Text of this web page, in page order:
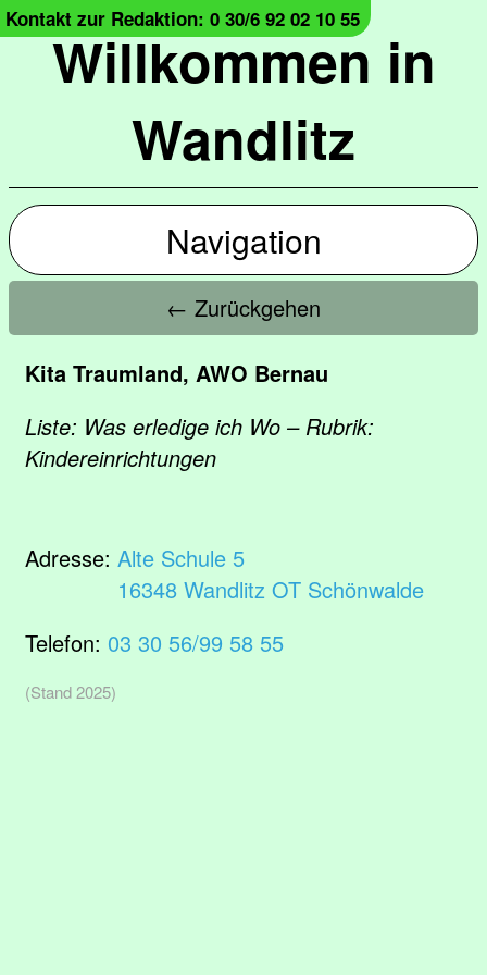
Willkommen in
Wandlitz
Kontakt zur Redaktion: 0 30/6 92 02 10 55
Navigation
← Zurückgehen
Kita Traumland, AWO Bernau
Liste: Was erledige ich Wo – Rubrik:
Kindereinrichtungen
Adresse: Alte Schule 5
16348 Wandlitz OT Schönwalde
Telefon: 03 30 56/99 58 55
(Stand 2025)